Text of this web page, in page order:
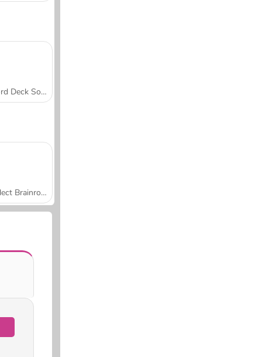
Word Deck Solitaire
Collect Brainrot Arena